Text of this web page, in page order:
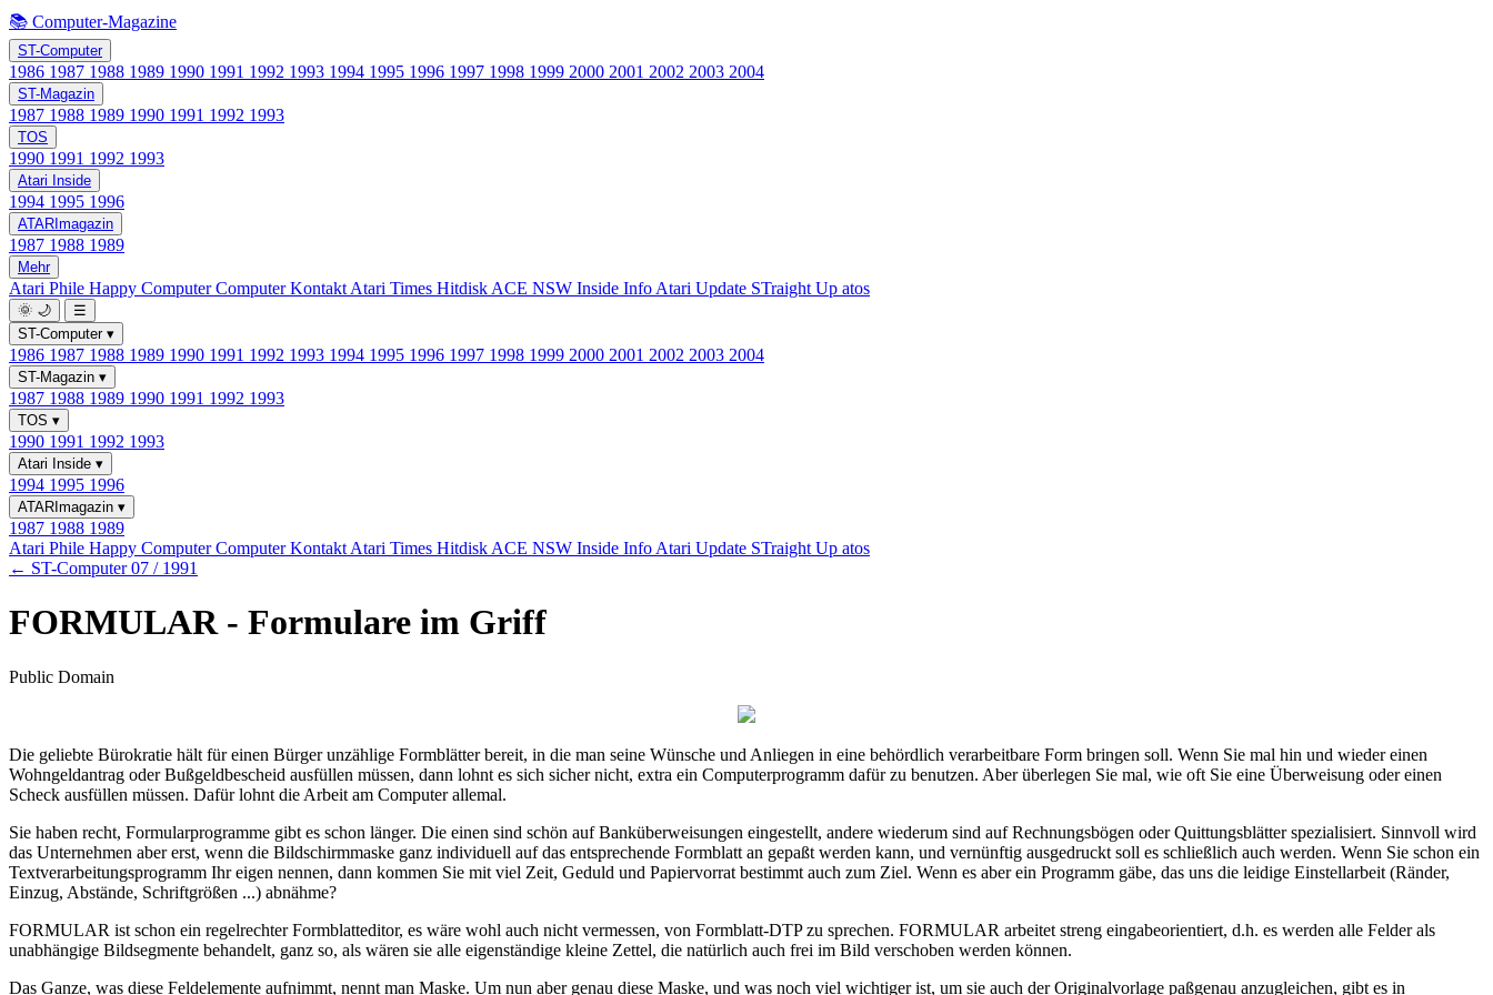
📚 Computer-Magazine
ST-Computer
1986 1987 1988 1989 1990 1991 1992 1993 1994 1995 1996 1997 1998 1999 2000 2001 2002 2003 2004
ST-Magazin
1987 1988 1989 1990 1991 1992 1993
TOS
1990 1991 1992 1993
Atari Inside
1994 1995 1996
ATARImagazin
1987 1988 1989
Mehr
Atari Phile Happy ComputerComputer Kontakt Atari Times Hitdisk ACE NSW Inside Info Atari Update STraight Up atos
🌞 🌙
☰
ST-Computer ▾
1986 1987 1988 1989 1990 1991 1992 1993 1994 1995 1996 1997 1998 1999 2000 2001 2002 2003 2004
ST-Magazin ▾
1987 1988 1989 1990 1991 1992 1993
TOS ▾
1990 1991 1992 1993
Atari Inside ▾
1994 1995 1996
ATARImagazin ▾
1987 1988 1989
Atari Phile Happy ComputerComputer Kontakt Atari Times Hitdisk ACE NSW Inside Info Atari Update STraight Up atos
← ST-Computer 07 / 1991
FORMULAR - Formulare im Griff
Public Domain
Die geliebte Bürokratie hält für einen Bürger unzählige Formblätter bereit, in die man seine Wünsche und Anliegen in eine behördlich verarbeitbare Form bringen soll. Wenn Sie mal hin und wieder einen
Wohngeldantrag oder Bußgeldbescheid ausfüllen müssen, dann lohnt es sich sicher nicht, extra ein Computerprogramm dafür zu benutzen. Aber überlegen Sie mal, wie oft Sie eine Überweisung oder einen
Scheck ausfüllen müssen. Dafür lohnt die Arbeit am Computer allemal.
Sie haben recht, Formularprogramme gibt es schon länger. Die einen sind schön auf Banküberweisungen eingestellt, andere wiederum sind auf Rechnungsbögen oder Quittungsblätter spezialisiert. Sinnvoll wird
das Unternehmen aber erst, wenn die Bildschirmmaske ganz individuell auf das entsprechende Formblatt an gepaßt werden kann, und vernünftig ausgedruckt soll es schließlich auch werden. Wenn Sie schon ein
Textverarbeitungsprogramm Ihr eigen nennen, dann kommen Sie mit viel Zeit, Geduld und Papiervorrat bestimmt auch zum Ziel. Wenn es aber ein Programm gäbe, das uns die leidige Einstellarbeit (Ränder,
Einzug, Abstände, Schriftgrößen ...) abnähme?
FORMULAR ist schon ein regelrechter Formblatteditor, es wäre wohl auch nicht vermessen, von Formblatt-DTP zu sprechen. FORMULAR arbeitet streng eingabeorientiert, d.h. es werden alle Felder als
unabhängige Bildsegmente behandelt, ganz so, als wären sie alle eigenständige kleine Zettel, die natürlich auch frei im Bild verschoben werden können.
Das Ganze, was diese Feldelemente aufnimmt, nennt man Maske. Um nun aber genau diese Maske, und was noch viel wichtiger ist, um sie auch der Originalvorlage paßgenau anzugleichen, gibt es in